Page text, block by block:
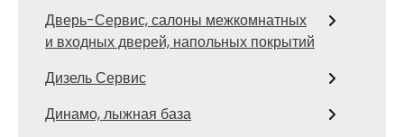
Дверь-Сервис, салоны межкомнатных
и входных дверей, напольных покрытий
Дизель Сервис
Динамо, лыжная база